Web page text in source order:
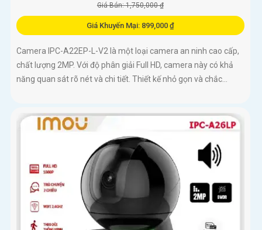
Giá Bán: 1,750,000 ₫
Giá Khuyến Mại: 899,000 ₫
Camera IPC-A22EP-L-V2 là một loại camera an ninh cao cấp,
chất lượng 2MP. Với độ phân giải Full HD, camera này có khả
năng quan sát rõ nét và chi tiết. Thiết kế nhỏ gọn và chắc...